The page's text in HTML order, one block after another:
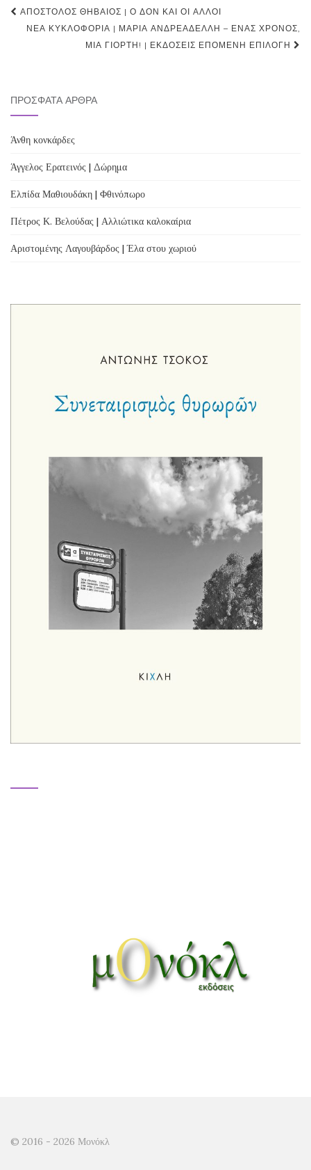
Post
navigation
ΑΠΌΣΤΟΛΟΣ ΘΗΒΑΊΟΣ | Ο ΔΟΝ ΚΑΙ ΟΙ ΆΛΛΟΙ
ΝΈΑ ΚΥΚΛΟΦΟΡΊΑ | ΜΑΡΊΑ ΑΝΔΡΕΑΔΈΛΛΗ – ΈΝΑΣ ΧΡΌΝΟΣ,
ΜΙΑ ΓΙΟΡΤΉ! | ΕΚΔΌΣΕΙΣ ΕΠΌΜΕΝΗ ΕΠΙΛΟΓΉ
ΠΡΌΣΦΑΤΑ ΆΡΘΡΑ
Άνθη κονκάρδες
Άγγελος Ερατεινός | Δώρημα
Ελπίδα Μαθιουδάκη | Φθινόπωρο
Πέτρος Κ. Βελούδας | Αλλιώτικα καλοκαίρια
Αριστομένης Λαγουβάρδος | Έλα στου χωριού